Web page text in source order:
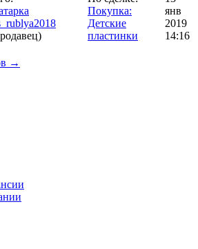
Покупка:
Детские
пластинки
янв
2019
14:16
→